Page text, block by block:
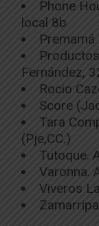
Phone
local 8b
Premamá
Fernández,
Rocio
Score
Tara
(Pje,CC.)
Tutoque.
Varonna.
Viveros